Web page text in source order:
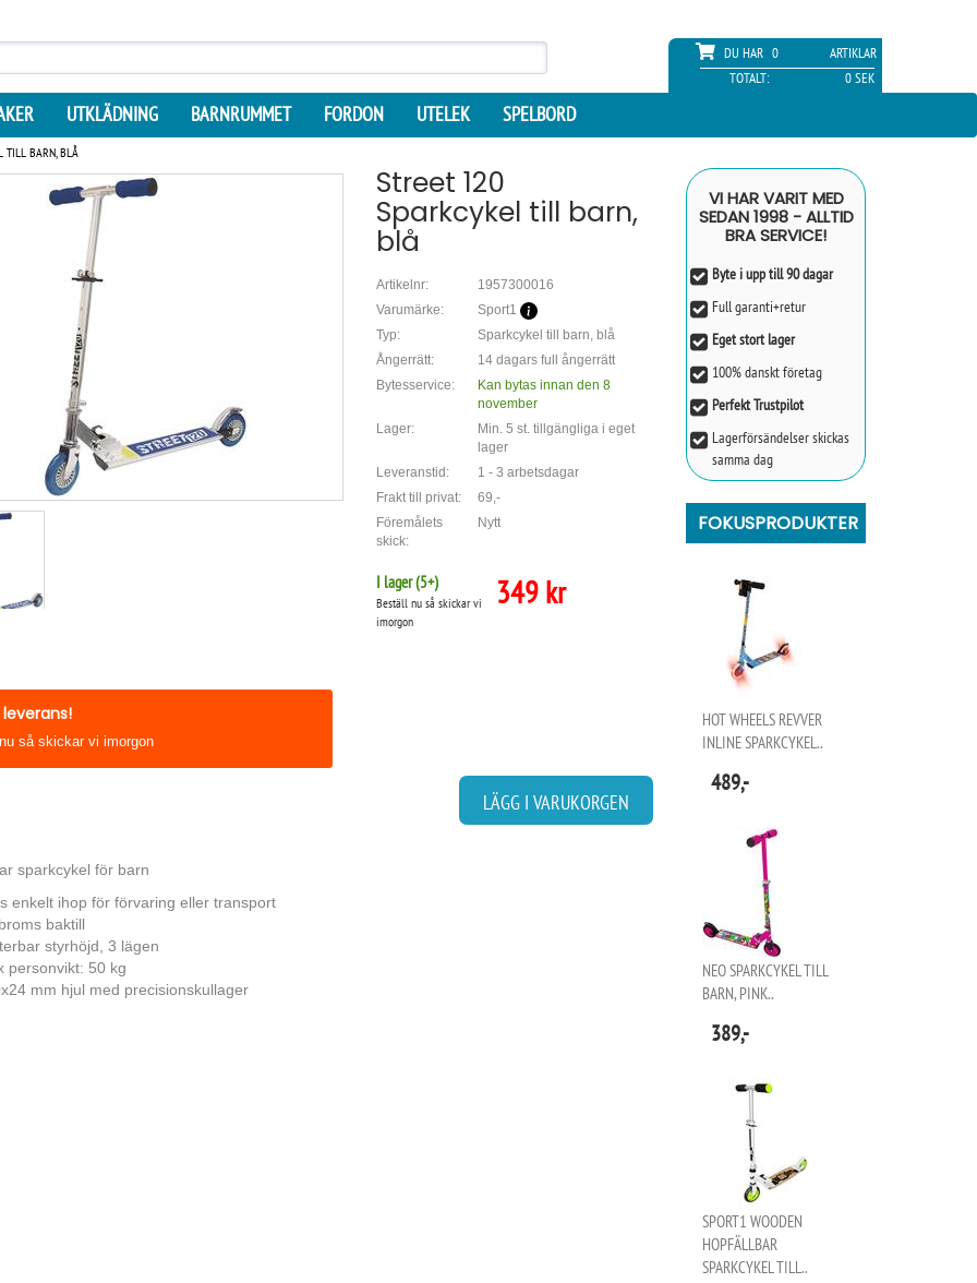
DU HAR 0
ARTIKLAR
TOTALT:
0 SEK
UTKLÄDNING BARNRUMMET FORDON UTELEK SPELBORD
TILL BARN, BLÅ
så skickar vi imorgon
Street 120
Sparkcykel till barn,
blå
Artikelnr:
1957300016
Varumärke:
Sport1
Typ:
Sparkcykel till barn, blå
Ångerrätt:
14 dagars full ångerrätt
Bytesservice:
Kan bytas innan den 8
november
Lager:
Min. 5 st. tillgängliga i eget
lager
Leveranstid:
1 - 3 arbetsdagar
Frakt till privat:
69,-
Föremålets
skick:
Nytt
I lager (5+)
Beställ nu så skickar vi
imorgon
349 kr
LÄGG I VARUKORGEN
sparkcykel för barn
enkelt ihop för förvaring eller transport
baktill
styrhöjd, 3 lägen
personvikt: 50 kg
mm hjul med precisionskullager
VI HAR VARIT MED
SEDAN 1998 - ALLTID
BRA SERVICE!
Byte i upp till 90 dagar
Full garanti+retur
Eget stort lager
100% danskt företag
Perfekt Trustpilot
Lagerförsändelser skickas
samma dag
FOKUSPRODUKTER
HOT WHEELS REVVER
INLINE SPARKCYKEL..
489,-
NEO SPARKCYKEL TILL
BARN, PINK..
389,-
SPORT1 WOODEN
HOPFÄLLBAR
SPARKCYKEL TILL..